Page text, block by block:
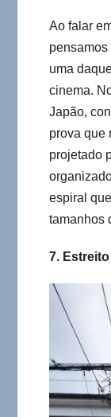
Ao falar
pensamos
uma
cinema.
Japão,
prova que
projetado
espiral
tamanhos
7. Estreito